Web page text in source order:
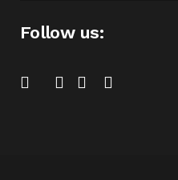
Follow us: